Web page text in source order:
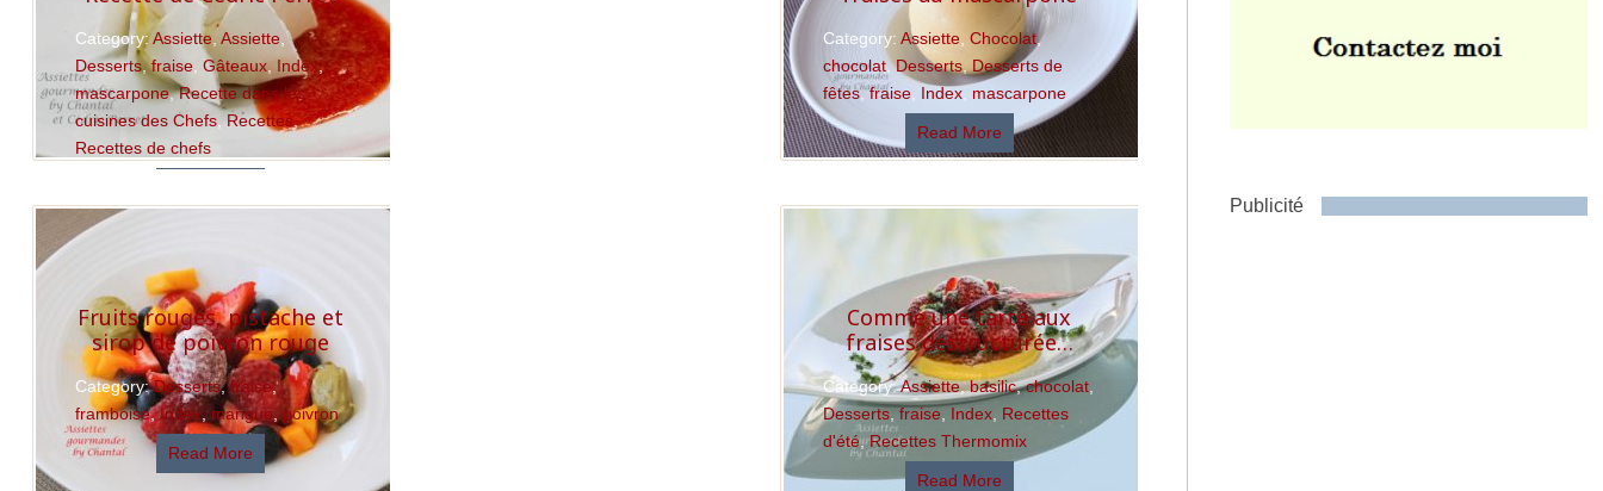
Category:Assiette, Assiette,
Desserts,fraise, Gâteaux,Index,
mascarpone,Recette dans les
cuisines des Chefs,Recettes,
Recettes de chefs
Category:Assiette ,Chocolat,
chocolat,Desserts Desserts de
fêtes,fraise Index, mascarpone
Read More
Fruits rouges, pistache et
sirop de poivron rouge
Category:Desserts,fraise,
framboise,Index,mangue,poivron
Read More
Comme une tarte aux
fraises destructurée…
Category:Assiette,basilic,chocolat
Desserts,fraise,Index Recettes
d'été,Recettes Thermomix
Read More
Publicité